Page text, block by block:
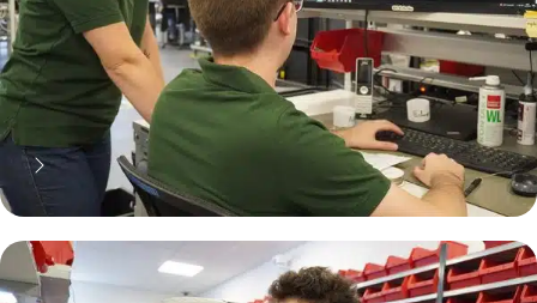
70% moins cher qu'une pièce
neuve... mais pas que !
Pourquoi réparer ?